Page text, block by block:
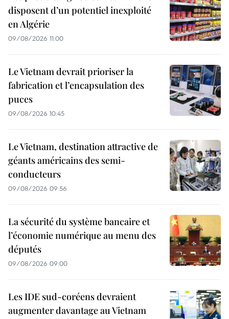
disposent d’un potentiel inexploité
en Algérie
09/08/2026 11:00
Le Vietnam devrait prioriser la
fabrication et l’encapsulation des
puces
09/08/2026 10:45
Le Vietnam, destination attractive de
géants américains des semi-
conducteurs
09/08/2026 09:56
La sécurité du système bancaire et
l’économie numérique au menu des
députés
09/08/2026 09:00
Les IDE sud-coréens devraient
augmenter davantage au Vietnam